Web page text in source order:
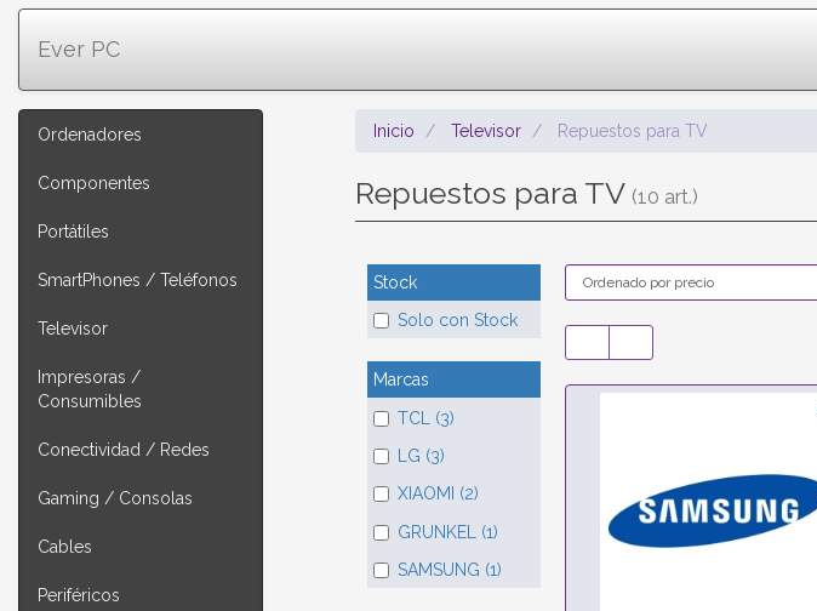
Ever PC
Ordenadores
Componentes
Portátiles
SmartPhones / Teléfonos
Televisor
Impresoras /
Consumibles
Conectividad / Redes
Gaming / Consolas
Cables
Periféricos
Inicio Televisor Repuestos para TV
Repuestos para TV (10 art.)
Stock
Solo con Stock
Marcas
TCL (3)
LG (3)
XIAOMI (2)
GRUNKEL (1)
SAMSUNG (1)